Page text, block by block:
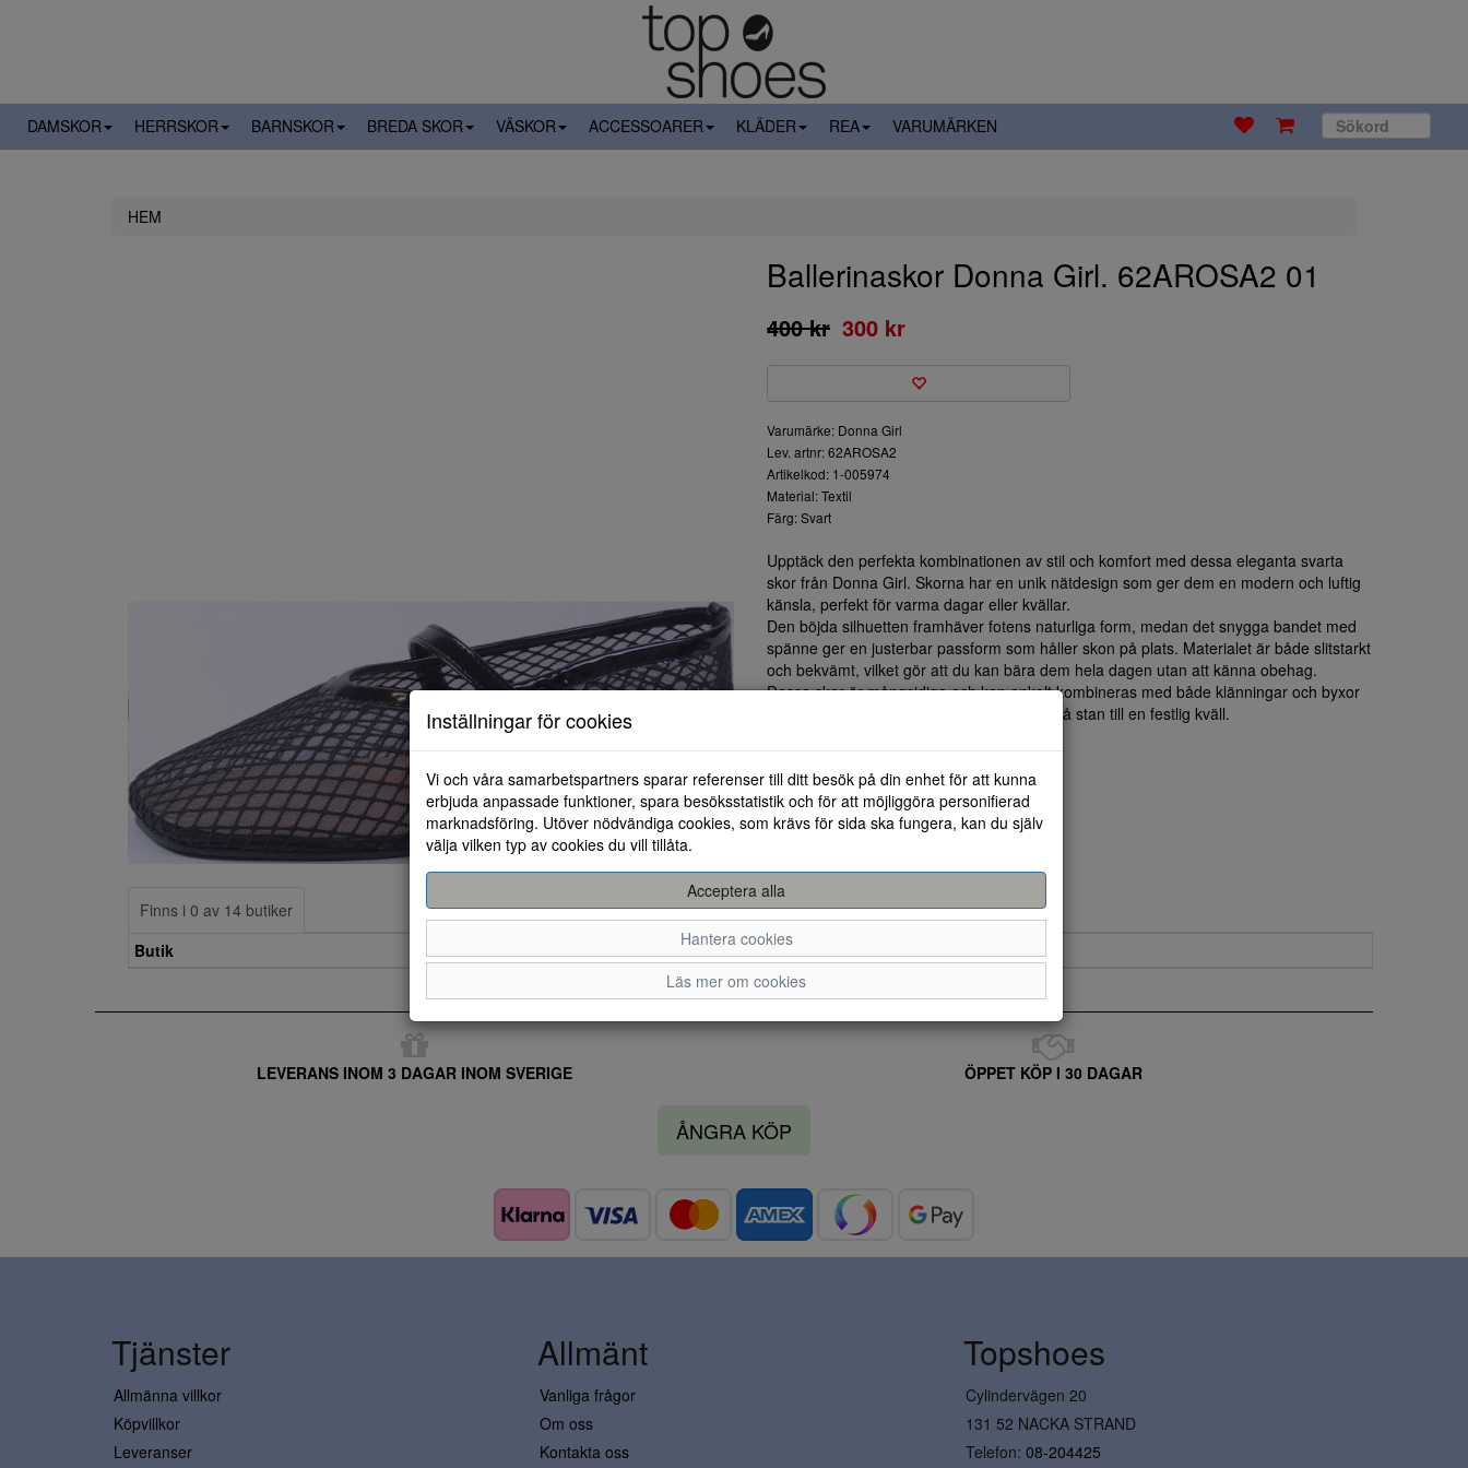
DAMSKOR HERRSKOR BARNSKOR BREDA SKOR VÄSKOR ACCESSOARER KLÄDER REA VARUMÄRKEN
HEM
Ballerinaskor Donna Girl. 62AROSA2 01
400 kr 300 kr
Varumärke: Donna Girl
Lev. artnr: 62AROSA2
Artikelkod: 1-005974
Material: Textil
Färg: Svart
Upptäck den perfekta kombinationen av stil och komfort med dessa eleganta svarta
skor från Donna Girl. Skorna har en unik nätdesign som ger dem en modern och luftig
känsla, perfekt för varma dagar eller kvällar.
Den böjda silhuetten framhäver fotens naturliga form, medan det snygga bandet med
spänne ger en justerbar passform som håller skon på plats. Materialet är både slitstarkt
och bekvämt, vilket gör att du kan bära dem hela dagen utan att känna obehag.
Dessa skor är mångsidiga och kan enkelt kombineras med både klänningar och byxor
för olika tillfällen, från en avslappnad dag på stan till en festlig kväll.
Finns i 0 av 14 butiker
Butik
LEVERANS INOM 3 DAGAR INOM SVERIGE ÖPPET KÖP I 30 DAGAR
ÅNGRA KÖP
Inställningar för cookies
Vi och våra samarbetspartners sparar referenser till ditt besök på din enhet för att kunna
erbjuda anpassade funktioner, spara besöksstatistik och för att möjliggöra personifierad
marknadsföring. Utöver nödvändiga cookies, som krävs för sida ska fungera, kan du själv
välja vilken typ av cookies du vill tillåta.
Acceptera alla
Hantera cookies
Läs mer om cookies
Tjänster
Allmänna villkor
Köpvillkor
Leveranser
Allmänt
Vanliga frågor
Om oss
Kontakta oss
Topshoes
Cylindervägen 20
131 52 NACKA STRAND
Telefon: 08-204425